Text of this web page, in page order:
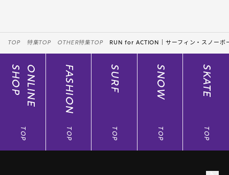
TOP 特集TOP OTHER特集TOP RUN for ACTION｜サーフィン・スノーボ
ONLINE
SHOP
TOP
FASHION
TOP
SURF
TOP
SNOW
TOP
SKATE
TOP